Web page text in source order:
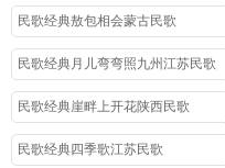
民歌经典敖包相会蒙古民歌
民歌经典月儿弯弯照九州江苏民歌
民歌经典崖畔上开花陕西民歌
民歌经典四季歌江苏民歌